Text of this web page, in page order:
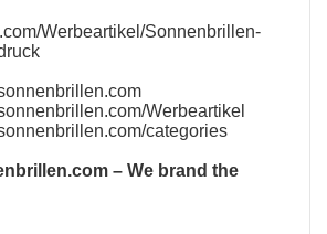
Werbeartikel/Sonnenbrillen-
Werbeartikel
categories
– We brand the